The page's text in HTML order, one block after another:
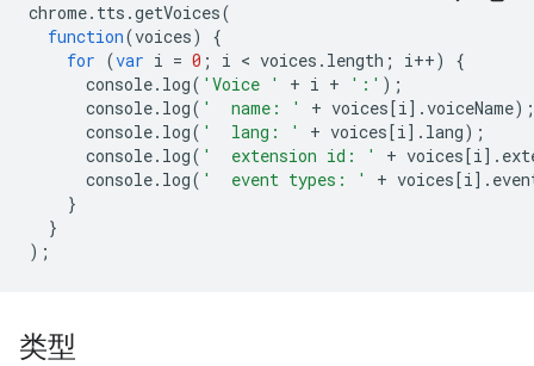
chrome. tts .getVoices(
function(voices)
{
for (var i = 0 ; i < voices . length ; i++)
{
console. log( 'Voice ' + i + ':' );
console. log( '  name: ' + voices[i].voiceName);
console. log( '  lang: ' + voices[i]. lang);
console. log( '  extension id: ' + voices[i].
console. log( '  event types: ' + voices[i].
}
}
);
类型